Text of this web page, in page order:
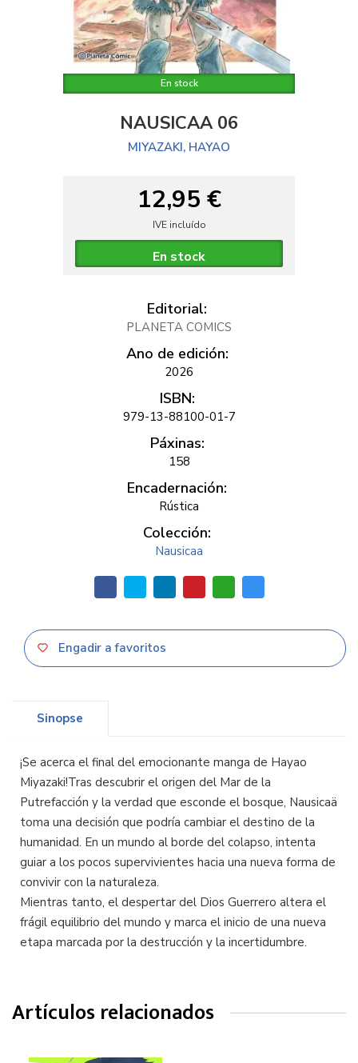
En stock
NAUSICAA 06
MIYAZAKI, HAYAO
12,95 €
IVE incluído
En stock
Editorial:
PLANETA COMICS
Ano de edición:
2026
ISBN:
979-13-88100-01-7
Páxinas:
158
Encadernación:
Rústica
Colección:
Nausicaa
Engadir a favoritos
Sinopse
¡Se acerca el final del emocionante manga de Hayao
Miyazaki!Tras descubrir el origen del Mar de la
Putrefacción y la verdad que esconde el bosque, Nausicaä
toma una decisión que podría cambiar el destino de la
humanidad. En un mundo al borde del colapso, intenta
guiar a los pocos supervivientes hacia una nueva forma de
convivir con la naturaleza.
Mientras tanto, el despertar del Dios Guerrero altera el
frágil equilibrio del mundo y marca el inicio de una nueva
etapa marcada por la destrucción y la incertidumbre.
Artículos relacionados